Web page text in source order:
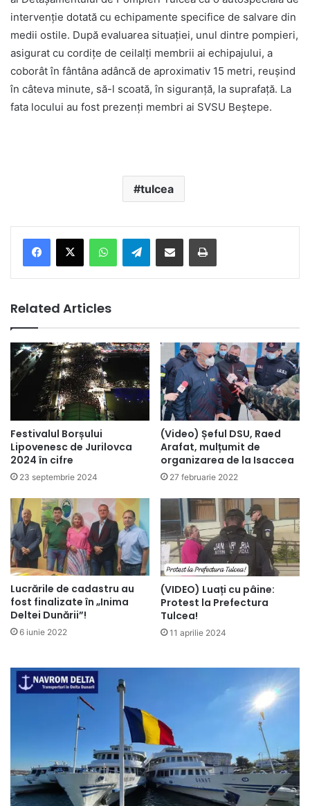
intervenție dotată cu echipamente specifice de salvare din
medii ostile. După evaluarea situației, unul dintre pompieri,
asigurat cu cordițe de ceilalți membrii ai echipajului, a
coborât în fântâna adâncă de aproximativ 15 metri, reuşind
în câteva minute, să-l scoată, în siguranță, la suprafaţă. La
fata locului au fost prezenți membri ai SVSU Beștepe.
tulcea
Telegram
Related Articles
Festivalul Borșului
Lipovenesc de Jurilovca
2024 în cifre
23 septembrie 2024
(Video) Șeful DSU, Raed
Arafat, mulțumit de
organizarea de la Isaccea
27 februarie 2022
Lucrările de cadastru au
fost finalizate în „Inima
Deltei Dunării”!
6 iunie 2022
(VIDEO) Luați cu pâine:
Protest la Prefectura
Tulcea!
11 aprilie 2024